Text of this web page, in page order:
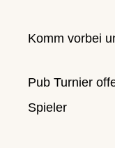
Komm vorbei
Pub Turnier
Spieler